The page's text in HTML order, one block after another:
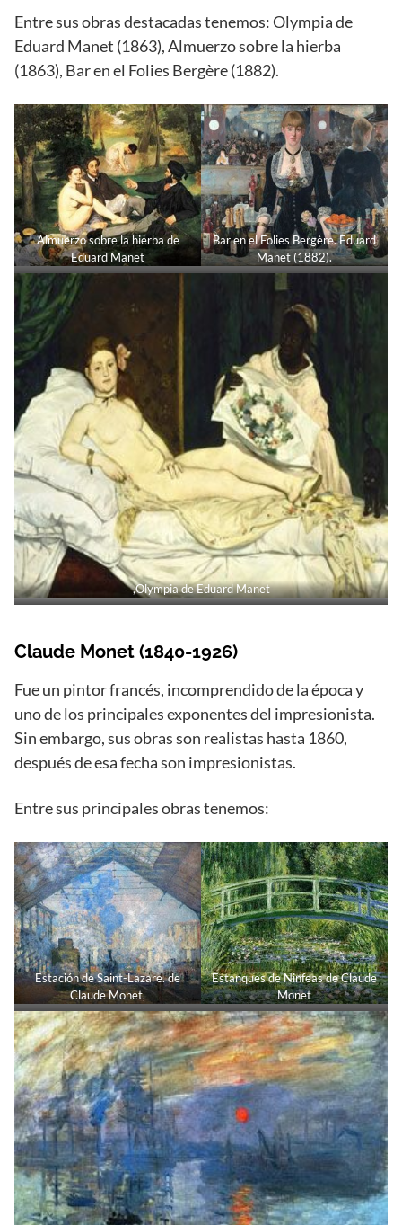
Entre sus obras destacadas tenemos: Olympia de
Eduard Manet (1863), Almuerzo sobre la hierba
(1863), Bar en el Folies Bergère (1882).
Almuerzo sobre la hierba de
Eduard Manet
Bar en el Folies Bergère. Eduard
Manet (1882).
,Olympia de Eduard Manet
Claude Monet (1840-1926)
Fue un pintor francés, incomprendido de la época y
uno de los principales exponentes del impresionista.
Sin embargo, sus obras son realistas hasta 1860,
después de esa fecha son impresionistas.
Entre sus principales obras tenemos:
Estación de Saint-Lazare. de
Claude Monet,
Estanques de Ninfeas de Claude
Monet